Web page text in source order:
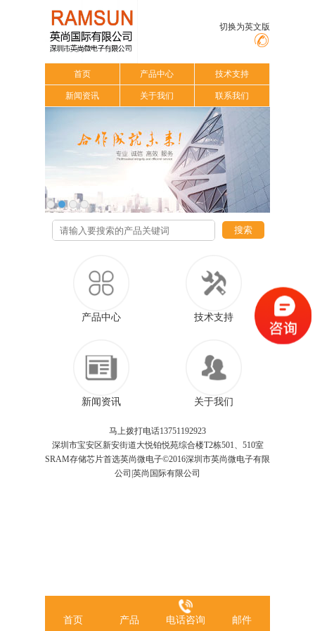
切换为英文版
首页 产品中心 技术支持
新闻资讯 关于我们 联系我们
搜索
产品中心 技术支持
新闻资讯 关于我们
马上拨打电话13751192923
深圳市宝安区新安街道大悦铂悦苑综合楼T2栋501、510室
SRAM存储芯片首选英尚微电子©2016深圳市英尚微电子有限
公司|英尚国际有限公司
首页 产品 电话咨询 邮件